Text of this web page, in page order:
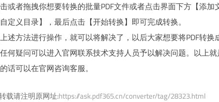
或者拖拽你想要转换的批量PDF文件或者点击界面下方【添
定义目录】，最后点击【开始转换】即可完成转换。
述方法进行操作，就可以将解决了，以后大家想要将PDF转
何疑问可以进入官网联系技术支持人员予以解决问题。以上
话可以在官网咨询客服。
载请注明原网址:https://ask.pdf365.cn/converter/tag/28323.html